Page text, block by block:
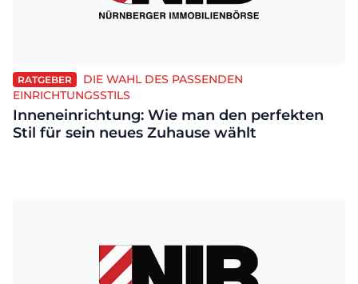
RATGEBER
DIE WAHL DES PASSENDEN
EINRICHTUNGSSTILS
Inneneinrichtung: Wie man den perfekten
Stil für sein neues Zuhause wählt